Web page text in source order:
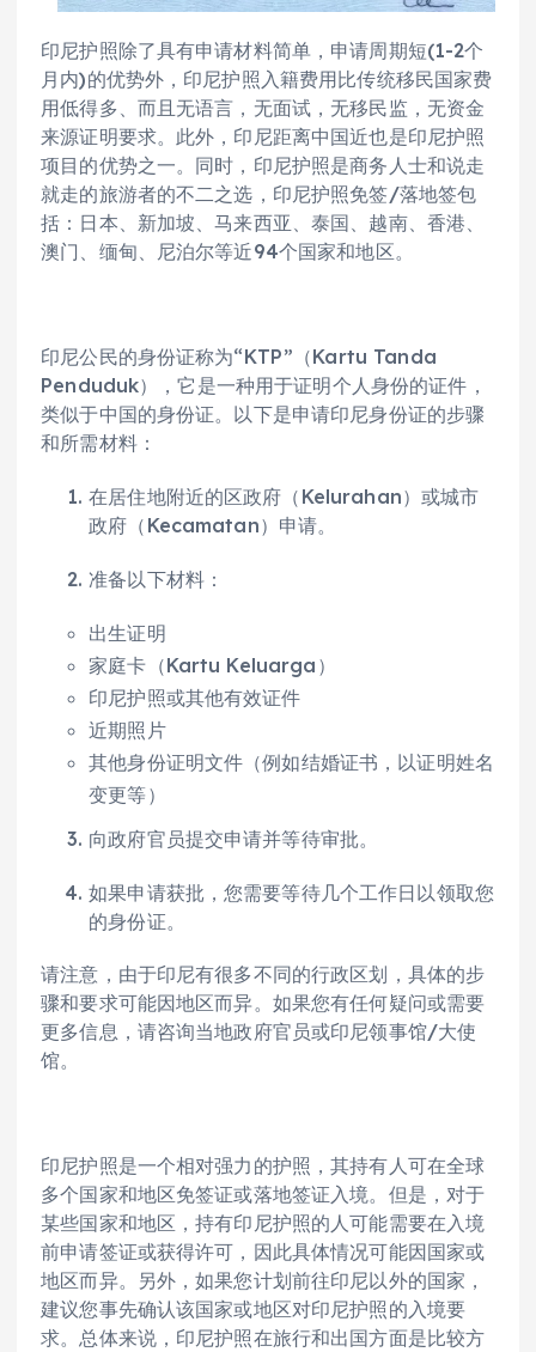
印尼护照除了具有申请材料简单，申请周期短(1-2个
月内)的优势外，印尼护照入籍费用比传统移民国家费
用低得多、而且无语言，无面试，无移民监，无资金
来源证明要求。此外，印尼距离中国近也是印尼护照
项目的优势之一。同时，印尼护照是商务人士和说走
就走的旅游者的不二之选，印尼护照免签/落地签包
括：日本、新加坡、马来西亚、泰国、越南、香港、
澳门、缅甸、尼泊尔等近94个国家和地区。
印尼公民的身份证称为“KTP”（Kartu Tanda
Penduduk），它是一种用于证明个人身份的证件，
类似于中国的身份证。以下是申请印尼身份证的步骤
和所需材料：
在居住地附近的区政府（Kelurahan）或城市
政府（Kecamatan）申请。
准备以下材料：
出生证明
家庭卡（Kartu Keluarga）
印尼护照或其他有效证件
近期照片
其他身份证明文件（例如结婚证书，以证明姓名
变更等）
向政府官员提交申请并等待审批。
如果申请获批，您需要等待几个工作日以领取您
的身份证。
请注意，由于印尼有很多不同的行政区划，具体的步
骤和要求可能因地区而异。如果您有任何疑问或需要
更多信息，请咨询当地政府官员或印尼领事馆/大使
馆。
印尼护照是一个相对强力的护照，其持有人可在全球
多个国家和地区免签证或落地签证入境。但是，对于
某些国家和地区，持有印尼护照的人可能需要在入境
前申请签证或获得许可，因此具体情况可能因国家或
地区而异。另外，如果您计划前往印尼以外的国家，
建议您事先确认该国家或地区对印尼护照的入境要
求。总体来说，印尼护照在旅行和出国方面是比较方